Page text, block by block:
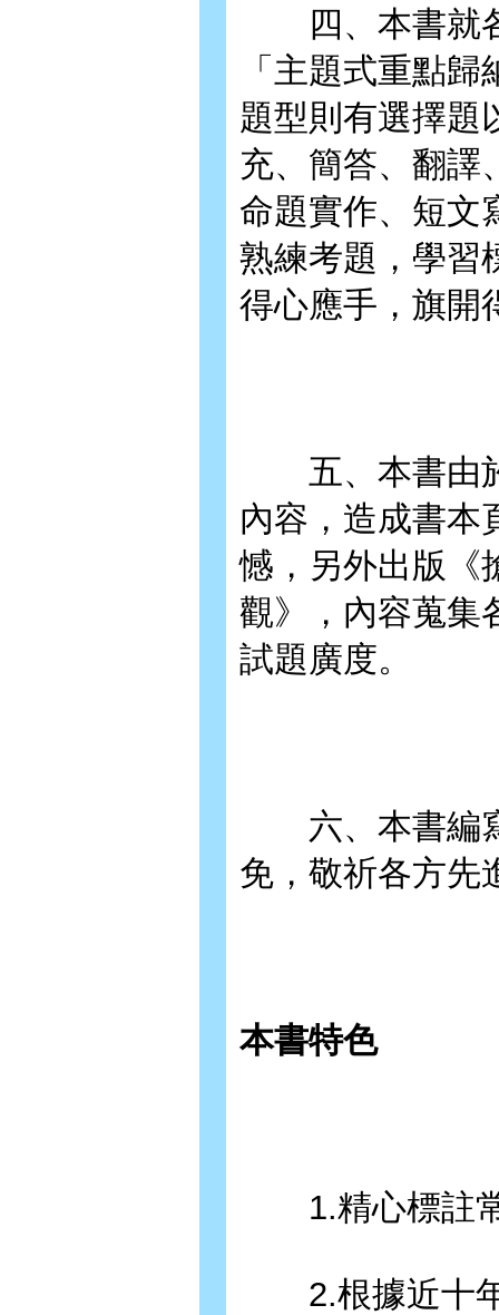
四、本書就各
「主題式重點
題型則有選擇題
充、簡答、翻譯
命題實作、短文
熟練考題，學習
得心應手，旗開
五、本書由於
內容，造成書本
憾，另外出版《
觀》，內容蒐集
試題廣度。
六、本書編寫
免，敬祈各方先
本書特色
1.精心標註常
2.根據近十年